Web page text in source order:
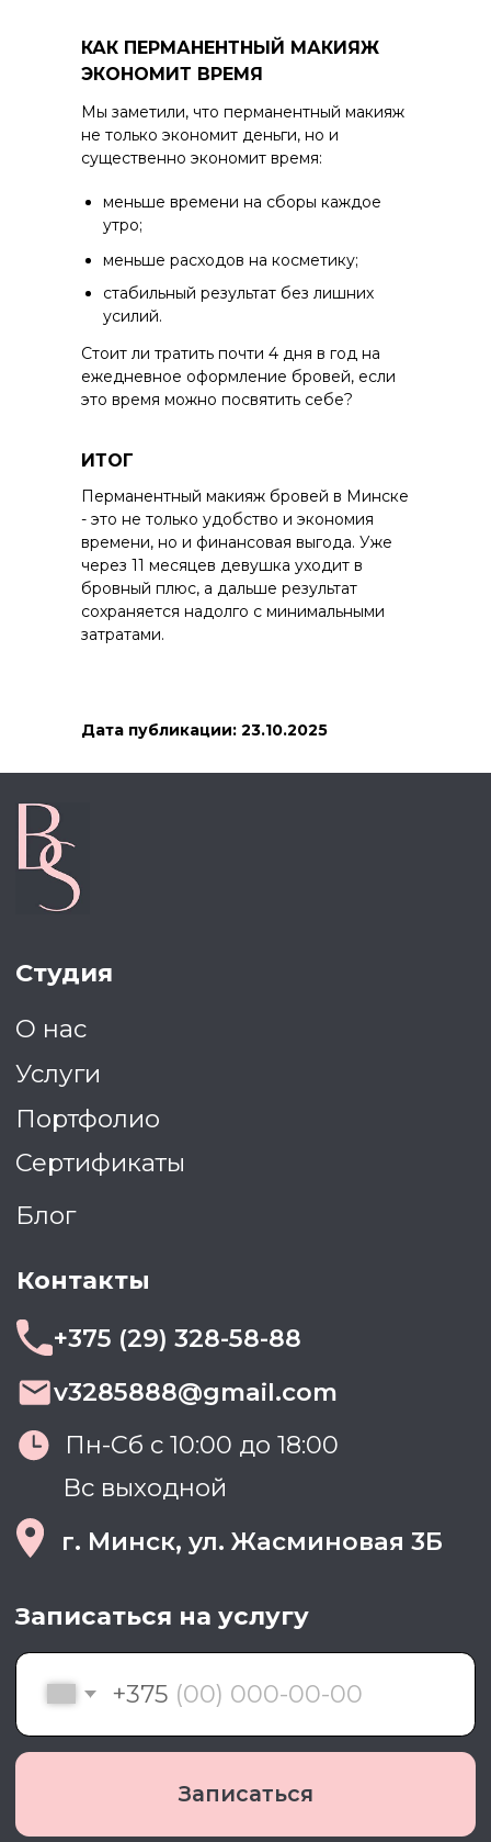
Дата публикации: 23.10.2025
КАК ПЕРМАНЕНТНЫЙ МАКИЯЖ
ЭКОНОМИТ ВРЕМЯ
Мы заметили, что перманентный макияж
не только экономит деньги, но и
существенно экономит время:
меньше времени на сборы каждое
утро;
меньше расходов на косметику;
стабильный результат без лишних
усилий.
Стоит ли тратить почти 4 дня в год на
ежедневное оформление бровей, если
это время можно посвятить себе?
ИТОГ
Перманентный макияж бровей в Минске
- это не только удобство и экономия
времени, но и финансовая выгода. Уже
через 11 месяцев девушка уходит в
бровный плюс, а дальше результат
сохраняется надолго с минимальными
затратами.
Сертификаты
Контакты
Вс выходной
Пн-Сб с 10:00 до 18:00
v3285888@gmail.com
г. Минск, ул. Жасминовая 3Б
+375 (29) 328-58-88
Политика использования файлов cookie
© 2026 Browsekta
ИП Шимаковская Анна Андреевна
УНП: 191678328